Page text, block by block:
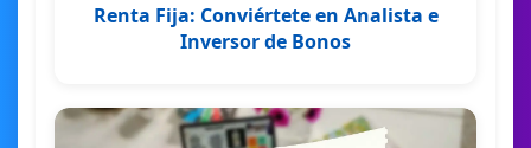
Renta Fija: Conviértete en Analista e
Inversor de Bonos